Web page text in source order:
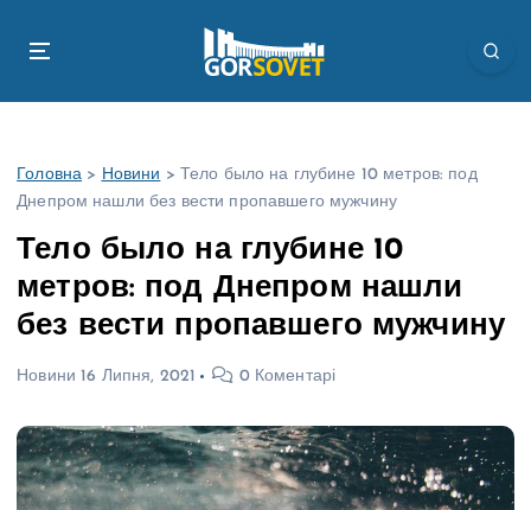
Головна > Новини >
Тело было на глубине 10 метров: под
Днепром нашли без вести пропавшего мужчину
Тело было на глубине 10
метров: под Днепром нашли
без вести пропавшего мужчину
Новини 16 Липня, 2021 0 Коментарі